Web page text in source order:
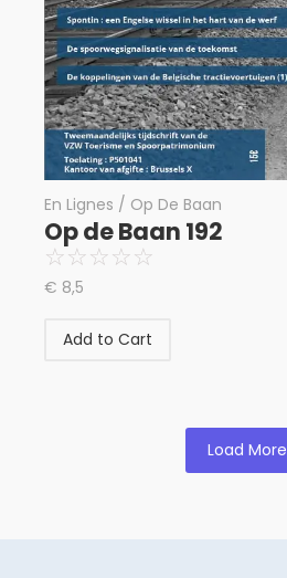
En Lignes / Op De Baan
Op de Baan 192
☆☆☆☆☆
€ 8,5
Add to Cart
Load More